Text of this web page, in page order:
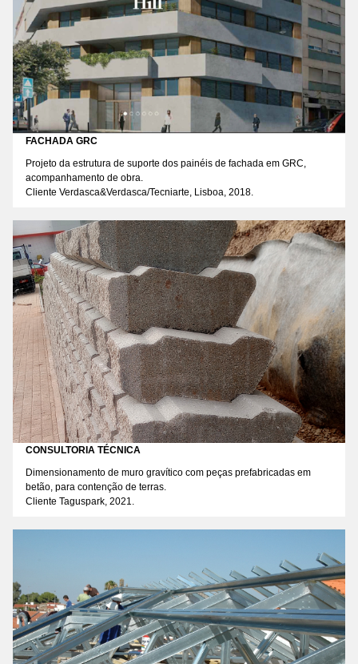
FACHADA GRC
Projeto da estrutura de suporte dos painéis de fachada em GRC,
acompanhamento de obra.
Cliente Verdasca&Verdasca/Tecniarte, Lisboa, 2018.
CONSULTORIA TÉCNICA
Dimensionamento de muro gravítico com peças prefabricadas em
betão, para contenção de terras.
Cliente Taguspark, 2021.